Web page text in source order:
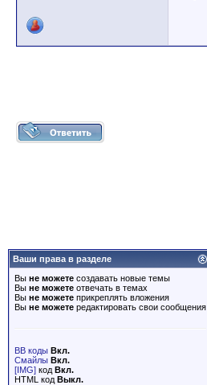
Ваши права в разделе
Вы не можете создавать новые темы
Вы не можете отвечать в темах
Вы не можете прикреплять вложения
Вы не можете редактировать свои сообщения
BB коды Вкл.
Смайлы Вкл.
[IMG] код Вкл.
HTML код Выкл.